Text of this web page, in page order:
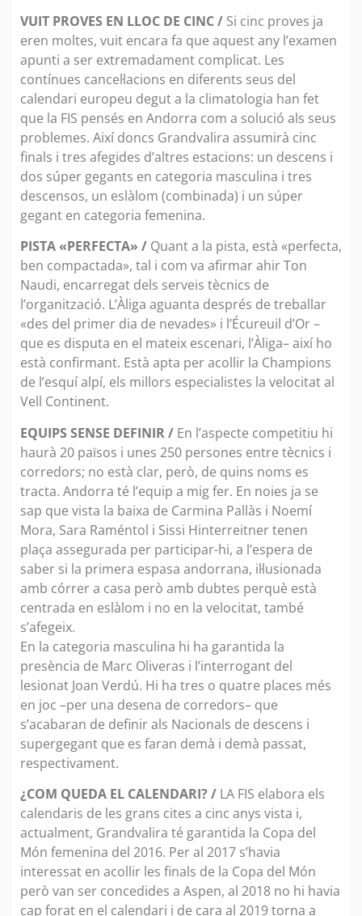
VUIT PROVES EN LLOC DE CINC / Si cinc proves ja
eren moltes, vuit encara fa que aquest any l’examen
apunti a ser extremadament complicat. Les
contínues cancel·lacions en diferents seus del
calendari europeu degut a la climatologia han fet
que la FIS pensés en Andorra com a solució als seus
problemes. Així doncs Grandvalira assumirà cinc
finals i tres afegides d’altres estacions: un descens i
dos súper gegants en categoria masculina i tres
descensos, un eslàlom (combinada) i un súper
gegant en categoria femenina.
PISTA «PERFECTA» / Quant a la pista, està «perfecta,
ben compactada», tal i com va afirmar ahir Ton
Naudi, encarregat dels serveis tècnics de
l’organització. L’Àliga aguanta després de treballar
«des del primer dia de nevades» i l’Écureuil d’Or –
que es disputa en el mateix escenari, l’Àliga– així ho
està confirmant. Està apta per acollir la Champions
de l’esquí alpí, els millors especialistes la velocitat al
Vell Continent.
EQUIPS SENSE DEFINIR / En l’aspecte competitiu hi
haurà 20 països i unes 250 persones entre tècnics i
corredors; no està clar, però, de quins noms es
tracta. Andorra té l’equip a mig fer. En noies ja se
sap que vista la baixa de Carmina Pallàs i Noemí
Mora, Sara Raméntol i Sissi Hinterreitner tenen
plaça assegurada per participar-hi, a l’espera de
saber si la primera espasa andorrana, il·lusionada
amb córrer a casa però amb dubtes perquè està
centrada en eslàlom i no en la velocitat, també
s’afegeix.
En la categoria masculina hi ha garantida la
presència de Marc Oliveras i l’interrogant del
lesionat Joan Verdú. Hi ha tres o quatre places més
en joc –per una desena de corredors– que
s’acabaran de definir als Nacionals de descens i
supergegant que es faran demà i demà passat,
respectivament.
¿COM QUEDA EL CALENDARI? / LA FIS elabora els
calendaris de les grans cites a cinc anys vista i,
actualment, Grandvalira té garantida la Copa del
Món femenina del 2016. Per al 2017 s’havia
interessat en acollir les finals de la Copa del Món
però van ser concedides a Aspen, al 2018 no hi havia
cap forat en el calendari i de cara al 2019 torna a